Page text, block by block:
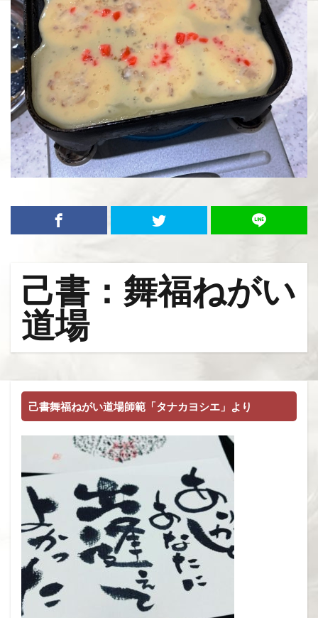
己書：舞福ねがい
道場
己書舞福ねがい道場師範「タナカヨシエ」より